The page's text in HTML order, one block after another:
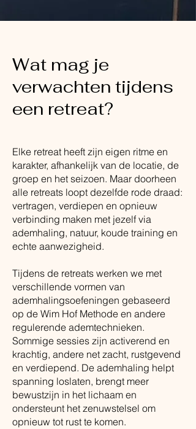
Wat mag je
verwachten tijdens
een retreat?
Elke retreat heeft zijn eigen ritme en
karakter, afhankelijk van de locatie, de
groep en het seizoen. Maar doorheen
alle retreats loopt dezelfde rode draad:
vertragen, verdiepen en opnieuw
verbinding maken met jezelf via
ademhaling, natuur, koude training en
echte aanwezigheid.
Tijdens de retreats werken we met
verschillende vormen van
ademhalingsoefeningen gebaseerd
op de Wim Hof Methode en andere
regulerende ademtechnieken.
Sommige sessies zijn activerend en
krachtig, andere net zacht, rustgevend
en verdiepend. De ademhaling helpt
spanning loslaten, brengt meer
bewustzijn in het lichaam en
ondersteunt het zenuwstelsel om
opnieuw tot rust te komen.